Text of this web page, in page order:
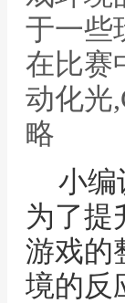
于一些
在比赛
动化光
略
小编
为了提
游戏的
境的反